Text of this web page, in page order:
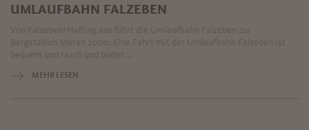
UMLAUFBAHN FALZEBEN
MEHR LESEN